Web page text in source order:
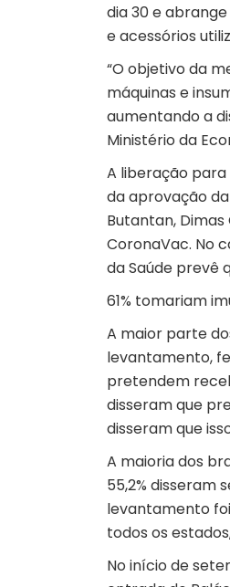
dia 30 e
e acessórios
“O objetivo da
máquinas e
aumentando a
Ministério da
A liberação
da aprovação
Butantan,
CoronaVac. No
da Saúde prevê
61% tomariam
A maior parte
levantamento,
pretendem
disseram que
disseram que
A maioria dos
55,2% disseram
levantamento
todos os
No início de